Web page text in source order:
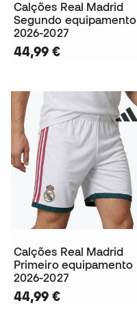
Calções Real Madrid
Segundo equipamento
2026-2027
44,99 €
Calções Real Madrid
Primeiro equipamento
2026-2027
44,99 €